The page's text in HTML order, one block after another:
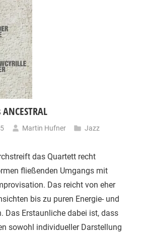
Martin Hufner Jazz
das Quartett recht
fließenden Umgangs mit
Das reicht von eher
bis zu puren Energie- und
Das Erstaunliche dabei ist, dass
sowohl individueller Darstellung